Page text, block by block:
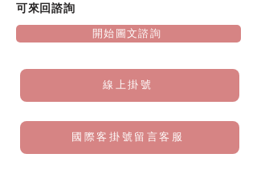
可來回諮詢
開始圖文諮詢
線上掛號
國際客掛號留言客服